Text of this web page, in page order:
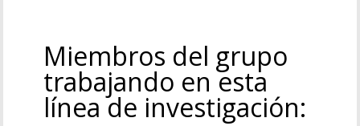
Miembros del grupo
trabajando en esta
línea de investigación: